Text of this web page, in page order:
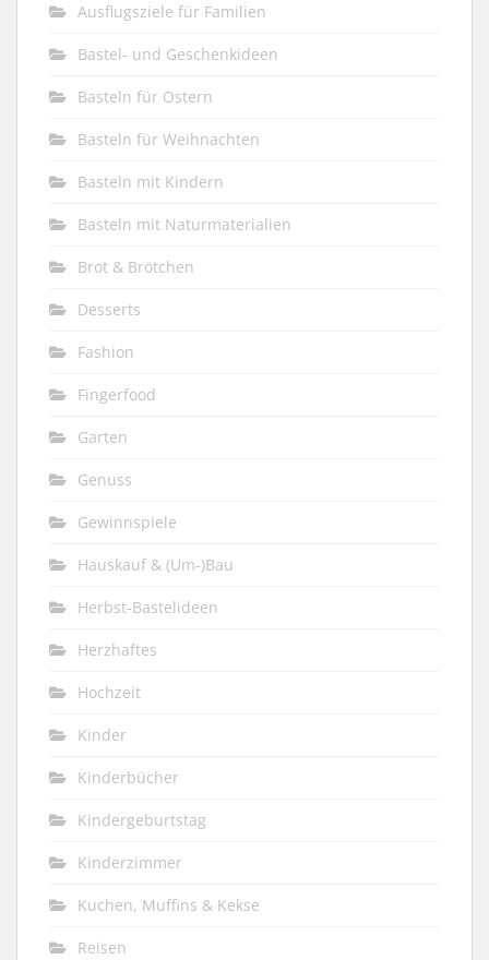
Ausflugsziele für Familien
Bastel- und Geschenkideen
Basteln für Ostern
Basteln für Weihnachten
Basteln mit Kindern
Basteln mit Naturmaterialien
Brot & Brötchen
Desserts
Fashion
Fingerfood
Garten
Genuss
Gewinnspiele
Hauskauf & (Um-)Bau
Herbst-Bastelideen
Herzhaftes
Hochzeit
Kinder
Kinderbücher
Kindergeburtstag
Kinderzimmer
Kuchen, Muffins & Kekse
Reisen